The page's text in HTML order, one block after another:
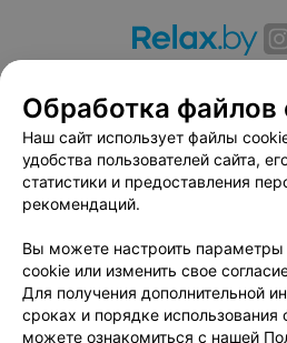
Вакансии
Публичный
Публичный договор по
«Афиша»
Пользовательское
Связаться по вопросам
Написать
Персональные
Обработка файлов
Наш сайт использует файлы
удобства пользователей сайта,
статистики и предоставления
рекомендаций.
Вы можете настроить параметры
cookie или изменить свое
Для получения дополнительной
сроках и порядке
можете ознакомиться с нашей